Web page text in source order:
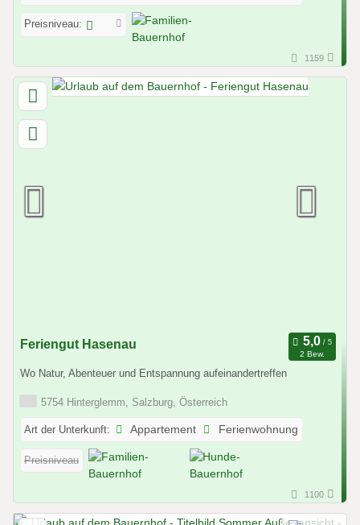
Preisniveau:
1159
Feriengut Hasenau
2 Bew.
Wo Natur, Abenteuer und Entspannung aufeinandertreffen
5754 Hinterglemm, Salzburg, Österreich
Art der Unterkunft: Appartement Ferienwohnung
Preisniveau
1100